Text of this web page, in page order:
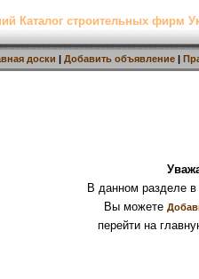
Каталог строительных фирм
доски | Добавить объявление |
В данном разделе
Вы можете
перейти на